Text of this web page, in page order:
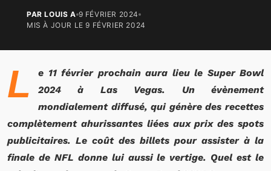
PAR LOUIS A 9 FÉVRIER 2024
MIS À JOUR LE9 FÉVRIER 2024
L
e 11 février prochain aura lieu le Super Bowl
2024 à Las Vegas. Un évènement
mondialement diffusé, qui génère des recettes
complètement ahurissantes liées aux prix des spots
publicitaires. Le coût des billets pour assister à la
finale de NFL donne lui aussi le vertige. Quel est le